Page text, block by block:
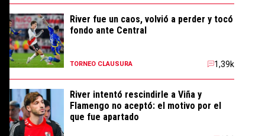
River fue un caos, volvió a perder y tocó
fondo ante Central
TORNEO CLAUSURA 1,39k
River intentó rescindirle a Viña y
Flamengo no aceptó: el motivo por el
que fue apartado